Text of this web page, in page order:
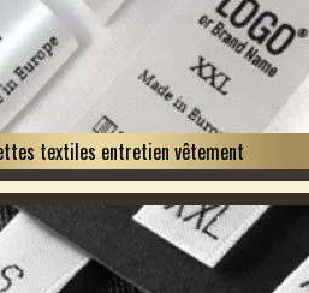
textiles entretien vêtement